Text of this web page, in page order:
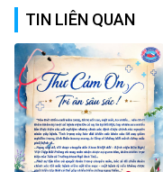
TIN LIÊN QUAN